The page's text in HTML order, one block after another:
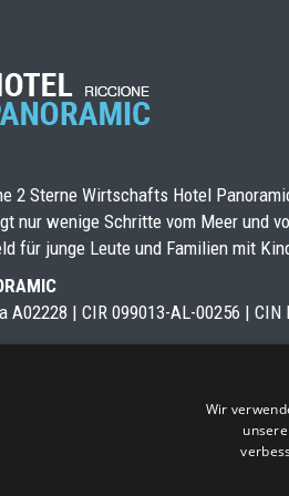
2 Sterne Wirtschafts Hotel
nur wenige Schritte vom Meer und
für junge Leute und Familien mit
A02228 | CIR 099013-AL-00256 | CIN
Wir